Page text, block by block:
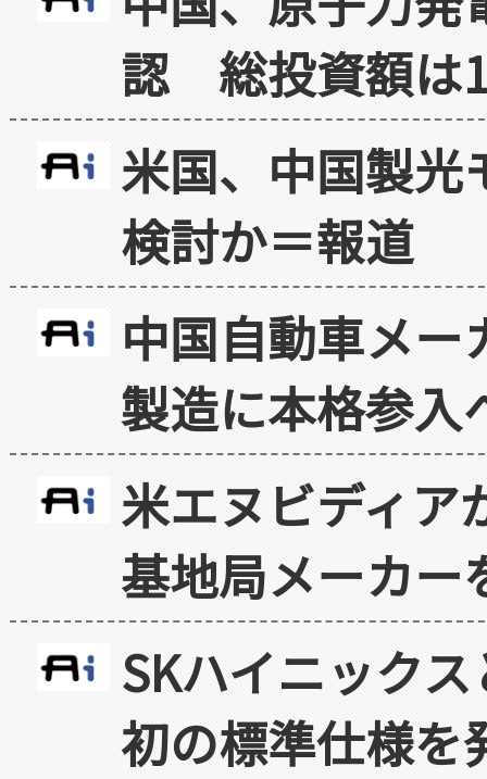
認 総投資額は
米国、中国製光
検討か＝報道
中国自動車メ
製造に本格参入
米エヌビディア
基地局メーカー
SKハイニック
初の標準仕様を